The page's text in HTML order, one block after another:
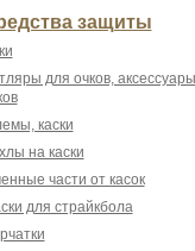
защиты
для очков,
каски
на каски
части от касок
для страйкбола